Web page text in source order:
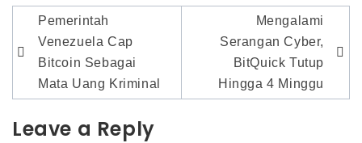
Post
navigation
Pemerintah
Venezuela Cap
Bitcoin Sebagai
Mata Uang Kriminal
Mengalami
Serangan Cyber,
BitQuick Tutup
Hingga 4 Minggu
Leave a Reply